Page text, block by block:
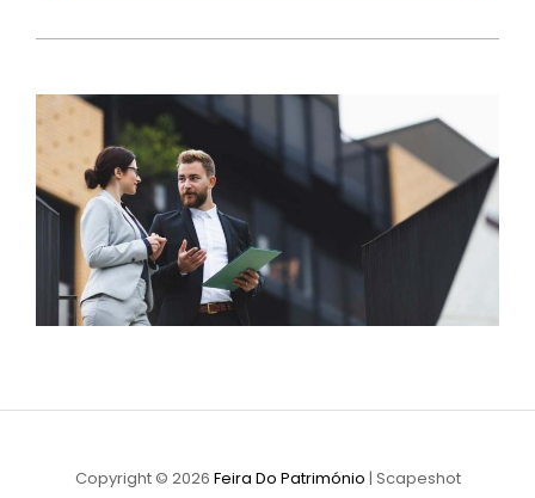
Copyright © 2026 Feira Do Património | Scapeshot